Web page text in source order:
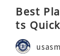
Best
ts
Guide